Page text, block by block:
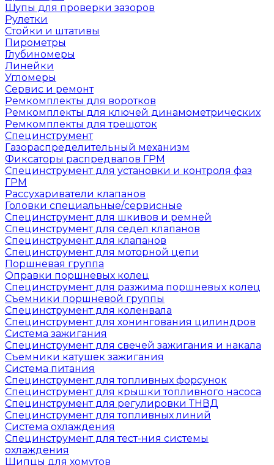
Щупы для проверки зазоров
Рулетки
Стойки и штативы
Пирометры
Глубиномеры
Линейки
Угломеры
Сервис и ремонт
Ремкомплекты для воротков
Ремкомплекты для ключей динамометрических
Ремкомплекты для трещоток
Специнструмент
Газораспределительный механизм
Фиксаторы распредвалов ГРМ
Специнструмент для установки и контроля фаз
ГРМ
Рассухариватели клапанов
Головки специальные/сервисные
Специнструмент для шкивов и ремней
Специнструмент для седел клапанов
Специнструмент для клапанов
Специнструмент для моторной цепи
Поршневая группа
Оправки поршневых колец
Специнструмент для разжима поршневых колец
Съемники поршневой группы
Специнструмент для коленвала
Специнструмент для хонингования цилиндров
Система зажигания
Специнструмент для свечей зажигания и накала
Съемники катушек зажигания
Система питания
Специнструмент для топливных форсунок
Специнструмент для крышки топливного насоса
Специнструмент для регулировки ТНВД
Специнструмент для топливных линий
Система охлаждения
Специнструмент для тест-ния системы
охлаждения
Щипцы для хомутов